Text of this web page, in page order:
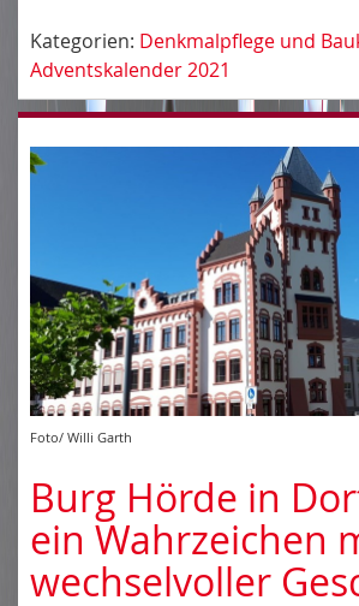
Kategorien: Denkmalpflege und
Adventskalender 2021
Foto/ Willi Garth
Burg Hörde in
ein Wahrzeichen
wechselvoller